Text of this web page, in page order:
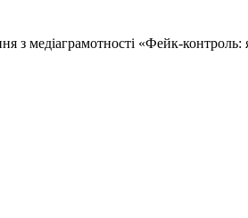
з медіаграмотності «Фейк-